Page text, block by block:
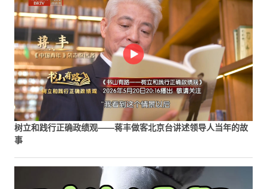
树立和践行正确政绩观——蒋丰做客北京台讲述领导人当年的故
事